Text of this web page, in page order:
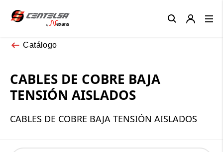
Catálogo
CABLES DE COBRE BAJA
TENSIÓN AISLADOS
CABLES DE COBRE BAJA TENSIÓN AISLADOS
Close